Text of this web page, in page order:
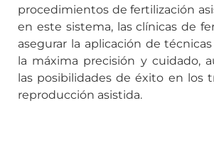
procedimientos de fertilización
en este sistema, las clínicas de
asegurar la aplicación de
la máxima precisión y cuidado,
las posibilidades de éxito en los
reproducción asistida.